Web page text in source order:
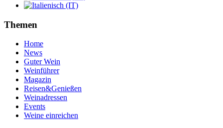
Themen
Home
News
Guter Wein
Weinführer
Magazin
Reisen&Genießen
Weinadressen
Events
Weine einreichen